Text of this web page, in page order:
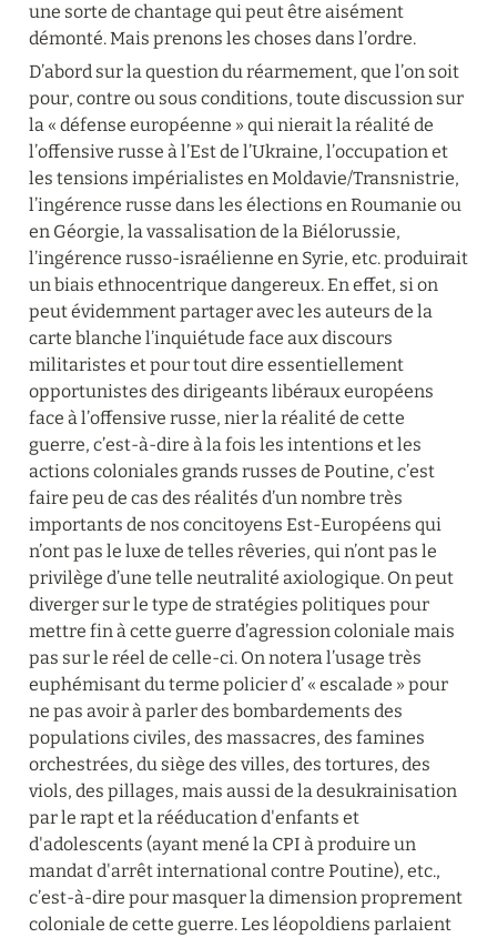
une sorte de chantage qui peut être aisément
démonté. Mais prenons les choses dans l’ordre.
D’abord sur la question du réarmement, que l’on soit
pour, contre ou sous conditions, toute discussion sur
la « défense européenne » qui nierait la réalité de
l’offensive russe à l’Est de l’Ukraine, l’occupation et
les tensions impérialistes en Moldavie/Transnistrie,
l’ingérence russe dans les élections en Roumanie ou
en Géorgie, la vassalisation de la Biélorussie,
l’ingérence russo-israélienne en Syrie, etc. produirait
un biais ethnocentrique dangereux. En effet, si on
peut évidemment partager avec les auteurs de la
carte blanche l’inquiétude face aux discours
militaristes et pour tout dire essentiellement
opportunistes des dirigeants libéraux européens
face à l’offensive russe, nier la réalité de cette
guerre, c’est-à-dire à la fois les intentions et les
actions coloniales grands russes de Poutine, c’est
faire peu de cas des réalités d’un nombre très
importants de nos concitoyens Est-Européens qui
n’ont pas le luxe de telles rêveries, qui n’ont pas le
privilège d’une telle neutralité axiologique. On peut
diverger sur le type de stratégies politiques pour
mettre fin à cette guerre d’agression coloniale mais
pas sur le réel de celle-ci. On notera l’usage très
euphémisant du terme policier d’ « escalade » pour
ne pas avoir à parler des bombardements des
populations civiles, des massacres, des famines
orchestrées, du siège des villes, des tortures, des
viols, des pillages, mais aussi de la desukrainisation
par le rapt et la rééducation d'enfants et
d'adolescents (ayant mené la CPI à produire un
mandat d'arrêt international contre Poutine), etc.,
c’est-à-dire pour masquer la dimension proprement
coloniale de cette guerre. Les léopoldiens parlaient